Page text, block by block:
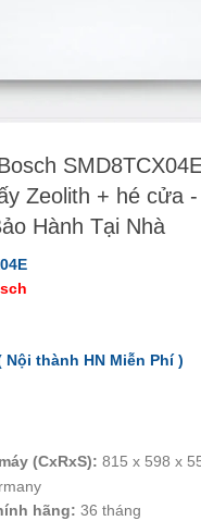
Zeolith + hé cửa
Hành Tại Nhà
Nội thành HN Miễn Phí)
(CxRxS): 815 x 598 x
hãng: 36 tháng